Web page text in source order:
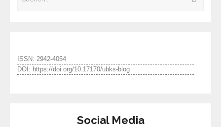
ISSN: 2942-4054
DOI: https://doi.org/10.17170/ubks-blog
Social Media